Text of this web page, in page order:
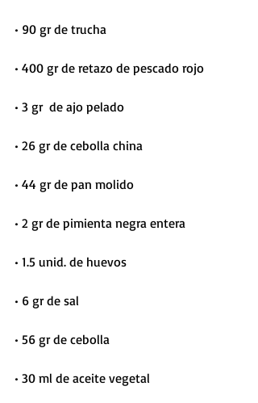
• 90 gr de trucha
• 400 gr de retazo de pescado rojo
• 3 gr  de ajo pelado
• 26 gr de cebolla china
• 44 gr de pan molido
• 2 gr de pimienta negra entera
• 1.5 unid. de huevos
• 6 gr de sal
• 56 gr de cebolla
• 30 ml de aceite vegetal